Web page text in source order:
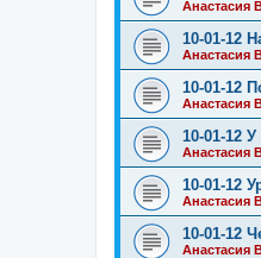
Анастасия
10-01-12
Анастасия
10-01-12
Анастасия
10-01-12
Анастасия
10-01-12
Анастасия
10-01-12
Анастасия